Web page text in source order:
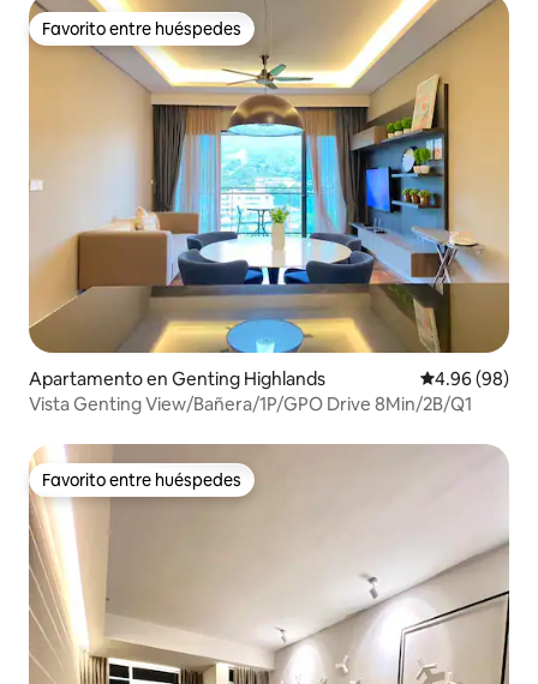
Favorito entre huéspedes
Favorito entre huéspedes
Apartamento en Genting Highlands Calificación
4.96 (98)
Vista Genting View/Bañera/1P/GPO Drive 8Min/2B/Q1
Favorito entre huéspedes
Favorito entre huéspedes